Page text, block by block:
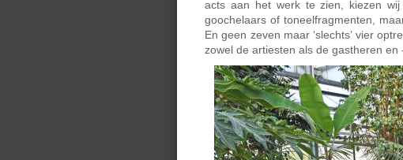
acts aan het werk te zien, kiezen
goochelaars of toneelfragmenten,
En geen zeven maar ‘slechts’ vier
zowel de artiesten als de gastheren